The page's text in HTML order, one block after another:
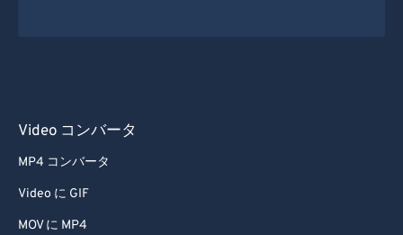
Video コンバータ
MP4 コンバータ
Video に GIF
MOV に MP4